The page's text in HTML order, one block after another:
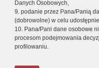
Danych Osobowych,
9. podanie przez Pana/Panią
(dobrowolne) w celu
10. Pana/Pani dane osobowe
procesom podejmowania
profilowaniu.